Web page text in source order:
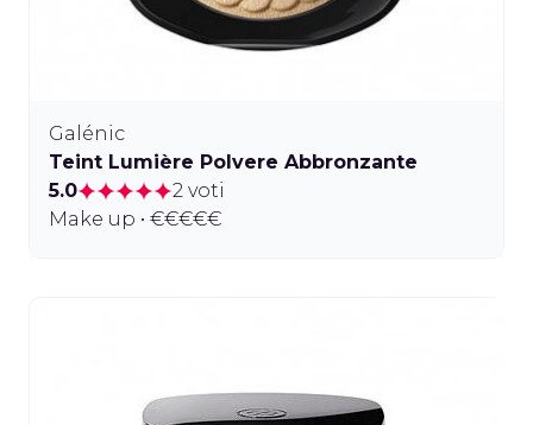
Galénic
Teint Lumière Polvere Abbronzante
5.0
2 voti
Make up • €€€€€